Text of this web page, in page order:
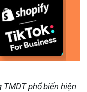
TMDT phổ biến hiện